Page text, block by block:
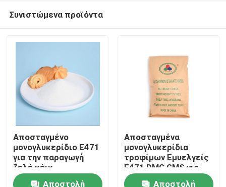
Προϊόντα
Βίντεο
Συνιστώμενα προϊόντα
Αποσταγμένο
μονογλυκερίδιο E471
για την παραγωγή
ζελέ κέικ
Αποστολή
Αποσταγμένα
μονογλυκερίδια
τροφίμων Εμυελγείς
E471 DMG GMS για
την παραγωγή DATEM
Αποστολή